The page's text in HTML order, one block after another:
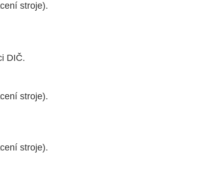
stroje).
DIČ.
stroje).
stroje).